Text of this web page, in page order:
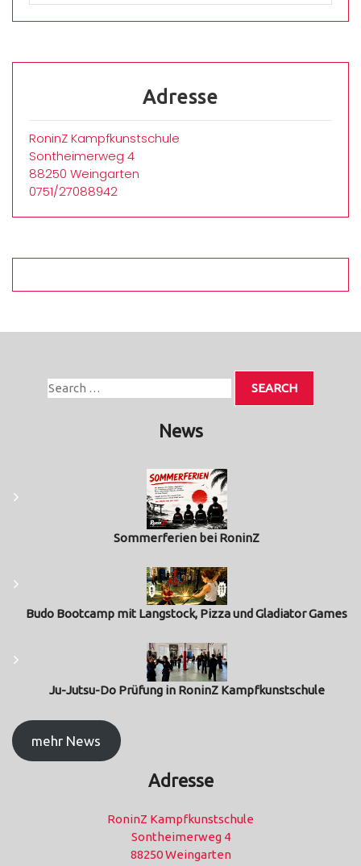
Adresse
RoninZ Kampfkunstschule
Sontheimerweg 4
88250 Weingarten
0751/27088942
News
Sommerferien bei RoninZ
Budo Bootcamp mit Langstock, Pizza und Gladiator Games
Ju-Jutsu-Do Prüfung in RoninZ Kampfkunstschule
mehr News
Adresse
RoninZ Kampfkunstschule
Sontheimerweg 4
88250 Weingarten